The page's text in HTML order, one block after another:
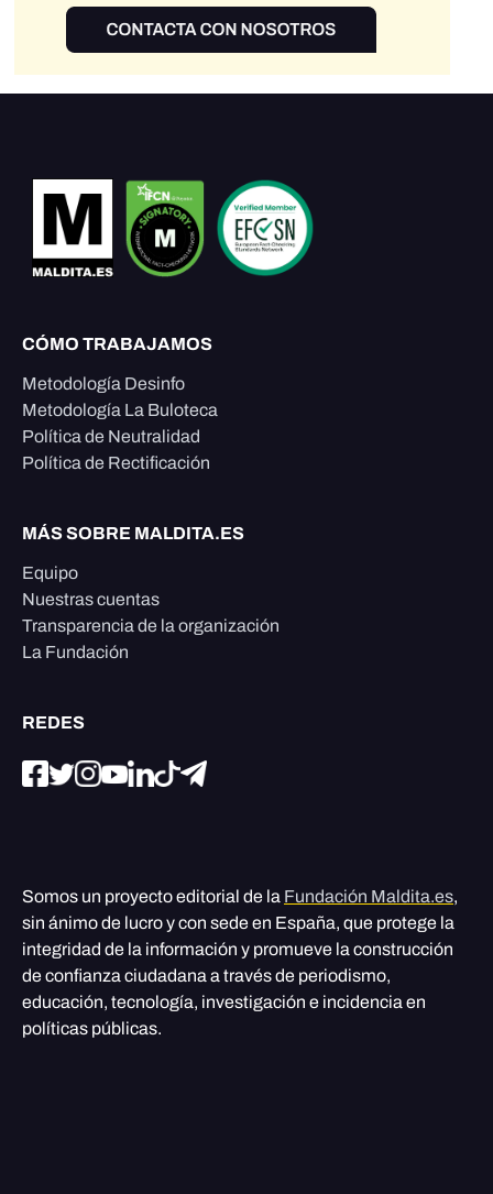
CÓMO TRABAJAMOS
Metodología Desinfo
Metodología La Buloteca
Política de Neutralidad
Política de Rectificación
MÁS SOBRE MALDITA.ES
Equipo
Nuestras cuentas
Transparencia de la organización
La Fundación
REDES
Somos un proyecto editorial de la Fundación Maldita.es,
sin ánimo de lucro y con sede en España, que protege la
integridad de la información y promueve la construcción
de confianza ciudadana a través de periodismo,
educación, tecnología, investigación e incidencia en
políticas públicas.